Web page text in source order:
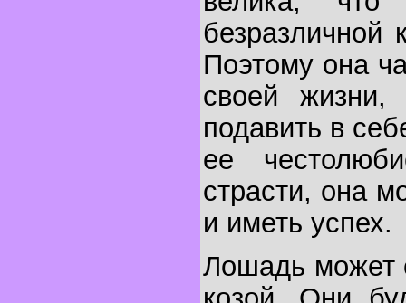
безразличной
Поэтому она
своей
подавить в
ее
страсти, она
и иметь успех.
Лошадь может